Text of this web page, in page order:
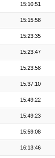
15:10:51
15:15:58
15:23:35
15:23:47
15:23:58
15:37:10
15:49:22
15:49:23
15:59:08
16:13:46